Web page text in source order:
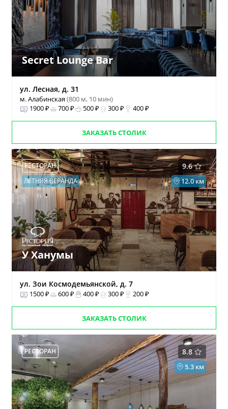
Secret Lounge Bar
ул. Лесная, д. 31
м. Алабинская(800 м, 10 мин)
1900 ₽
700 ₽ 500 ₽ 300 ₽ 400 ₽
ЗАКАЗАТЬ СТОЛИК
9.6
РЕСТОРАН
12.0 км
ЛЕТНЯЯ ВЕРАНДА
У Ханумы
ул. Зои Космодемьянской, д. 7
1500 ₽ 600 ₽ 400 ₽ 300 ₽ 200 ₽
ЗАКАЗАТЬ СТОЛИК
8.8
РЕСТОРАН
5.3 км